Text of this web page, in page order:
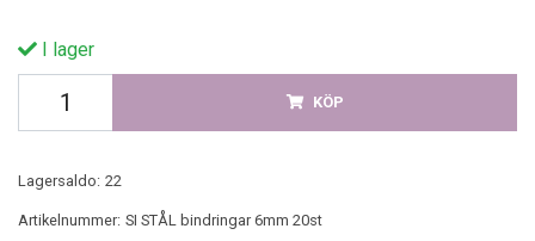
I lager
KÖP
Lagersaldo: 22
Artikelnummer: SI STÅL bindringar 6mm 20st